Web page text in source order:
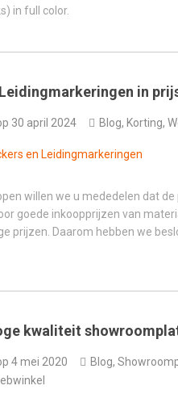
in full color.
in
30 april 2024 Blog, Korting,
willen we u mededelen dat
goede inkoopprijzen van
prijzen. Daarom hebben we
kwaliteit
4 mei 2020 Blog,